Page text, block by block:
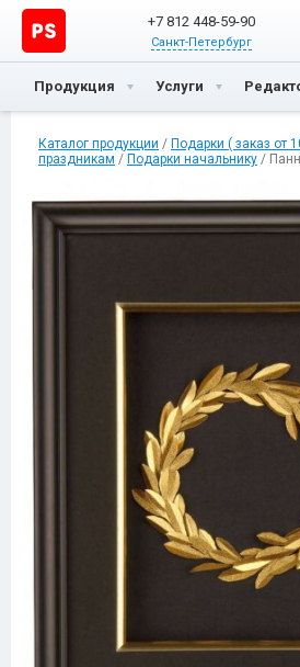
+7 812 448-59-90
Санкт-Петербург
Продукция Услуги
Каталог продукции / Подарки ( заказ от
праздникам / Подарки начальнику /